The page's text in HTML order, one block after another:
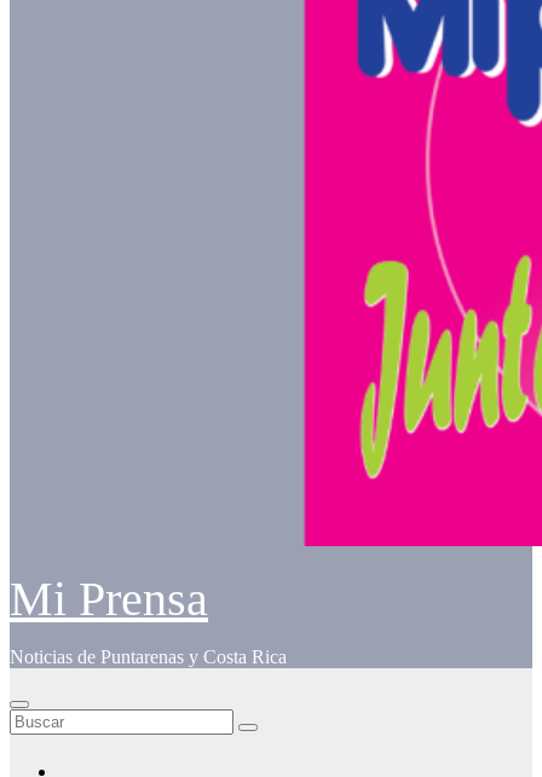
Mi Prensa
Noticias de Puntarenas y Costa Rica